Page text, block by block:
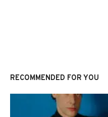
RECOMMENDED FOR YOU